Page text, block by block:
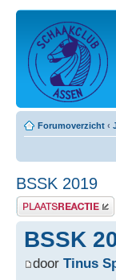
Forumoverzicht ‹
BSSK 2019
Plaats een reactie
BSSK
door Tinus